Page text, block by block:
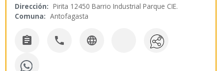
Dirección: Pirita 12450 Barrio Industrial Parque CIE.
Comuna: Antofagasta
  